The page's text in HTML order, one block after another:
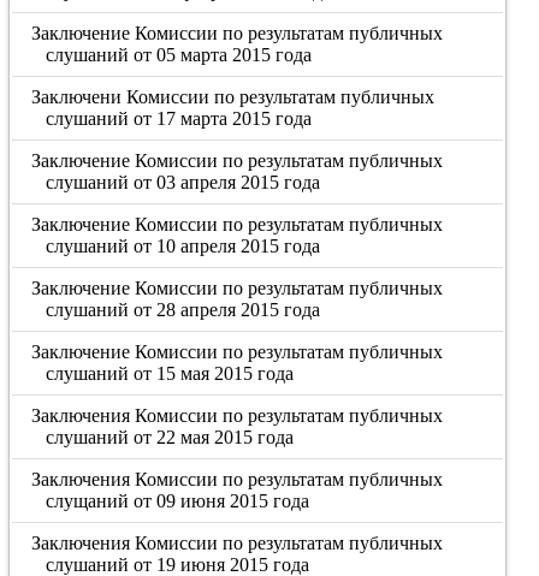
Заключение Комиссии по результатам публичных
слушаний от 05 марта 2015 года
Заключени Комиссии по результатам публичных
слушаний от 17 марта 2015 года
Заключение Комиссии по результатам публичных
слушаний от 03 апреля 2015 года
Заключение Комиссии по результатам публичных
слушаний от 10 апреля 2015 года
Заключение Комиссии по результатам публичных
слушаний от 28 апреля 2015 года
Заключение Комиссии по результатам публичных
слушаний от 15 мая 2015 года
Заключения Комиссии по результатам публичных
слушаний от 22 мая 2015 года
Заключения Комиссии по результатам публичных
слущаний от 09 июня 2015 года
Заключения Комиссии по результатам публичных
слушаний от 19 июня 2015 года